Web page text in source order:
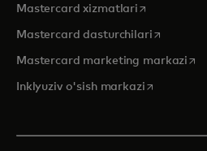
Mastercard xizmatlari opens in a
Mastercard dasturchilariopens in
Mastercard marketing markazi
Inklyuziv o'sish markaziopens in a